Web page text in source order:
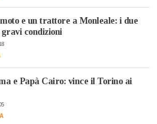
e un trattore a Monleale: i due
condizioni
e Papà Cairo: vince il Torino ai